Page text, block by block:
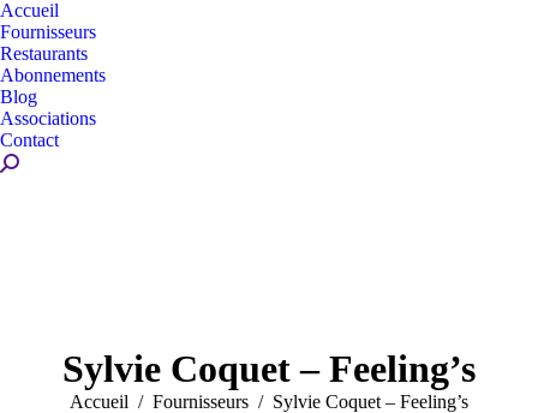
Accueil
Fournisseurs
Restaurants
Abonnements
Blog
Associations
Contact
Recherche
Sylvie Coquet – Feeling’s
Vous êtes ici :
Accueil Fournisseurs Sylvie Coquet – Feeling’s